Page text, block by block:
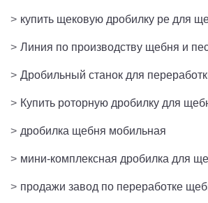
> купить щековую дробилку pe для
> Линия по производству щебня и
> Дробильный станок для
> Купить роторную дробилку для
> дробилка щебня мобильная
> мини-комплексная дробилка для
> продажи завод по переработке